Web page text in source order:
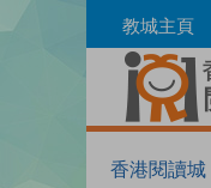
to
教城主頁
香港閱讀城